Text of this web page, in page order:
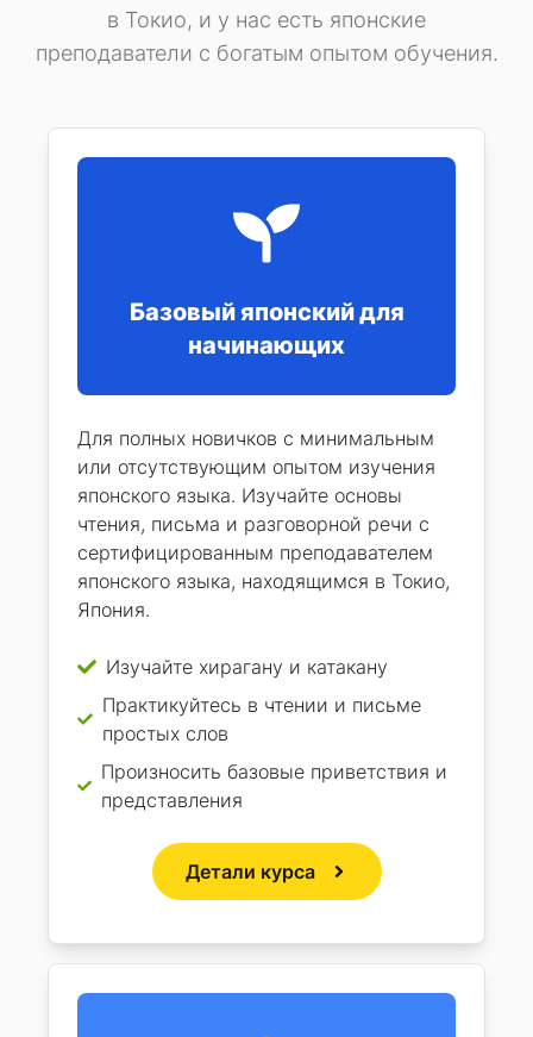
в Токио, и у нас есть японские
преподаватели с богатым опытом обучения.
Базовый японский для
начинающих
Для полных новичков с минимальным
или отсутствующим опытом изучения
японского языка. Изучайте основы
чтения, письма и разговорной речи с
сертифицированным преподавателем
японского языка, находящимся в Токио,
Япония.
Изучайте хирагану и катакану
Практикуйтесь в чтении и письме
простых слов
Произносить базовые приветствия и
представления
Детали курса